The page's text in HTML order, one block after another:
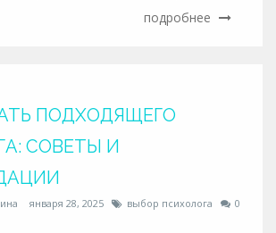
психологические проблемы.
могут воздействовать на психическое
подробнее
ПОДХОДЯЩЕГО
СОВЕТЫ И
января 28, 2025 выбор психолога
0